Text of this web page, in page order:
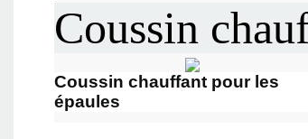
Coussin
Coussin chauffant pour les
épaules